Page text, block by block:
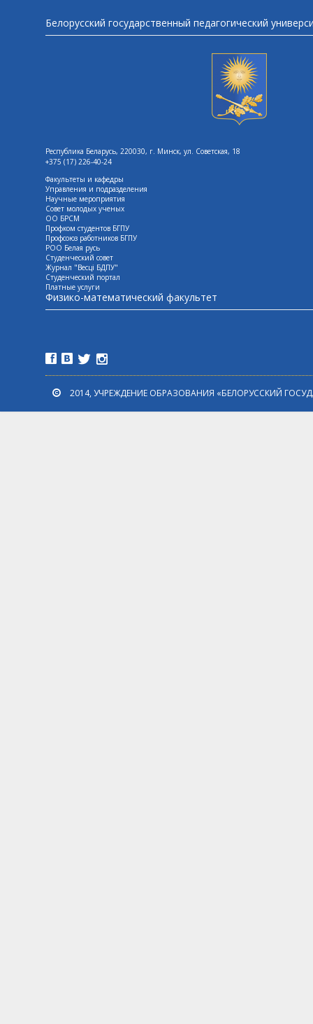
Белорусский государственный педагогический
Республика Беларусь, 220030, г. Минск, ул. Советская, 18
+375 (17) 226-40-24
Факультеты и кафедры
Управления и подразделения
Научные мероприятия
Совет молодых ученых
ОО БРСМ
Профком студентов БГПУ
Профсоюз работников БГПУ
РОО Белая русь
Студенческий совет
Журнал "Весцi БДПУ"
Студенческий портал
Платные услуги
Физико-математический факультет
2014, УЧРЕЖДЕНИЕ ОБРАЗОВАНИЯ «БЕЛОРУССКИЙ